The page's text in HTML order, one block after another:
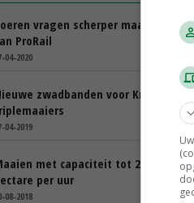
vragen scherper maaibeleid
ProRail
04-2020
zwadbanden voor Krone-
04-2019
met capaciteit tot 22,5
per uur
08-2018